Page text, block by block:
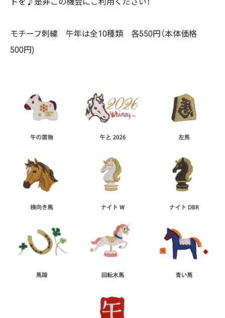
モチーフ刺繍 午年は全10種類 各550円（本体価格
500円)